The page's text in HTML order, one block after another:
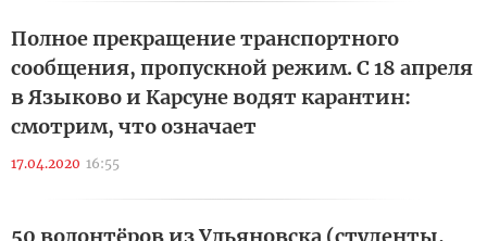
Полное прекращение транспортного
сообщения, пропускной режим. С 18 апреля
в Языково и Карсуне водят карантин:
смотрим, что означает
17.04.2020 16:55